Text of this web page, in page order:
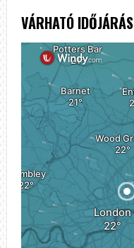
VÁRHATÓ IDŐJÁRÁS